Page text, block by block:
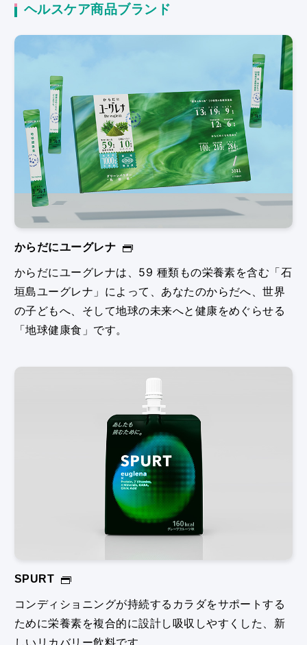
ヘルスケア商品ブランド
からだにユーグレナ
からだにユーグレナは、59 種類もの栄養素を含む「石
垣島ユーグレナ」によって、あなたのからだへ、世界
の⼦どもへ、そして地球の未来へと健康をめぐらせる
「地球健康⾷」です。
SPURT
コンディショニングが持続するカラダをサポートする
ために栄養素を複合的に設計し吸収しやすくした、新
しいリカバリー飲料です。